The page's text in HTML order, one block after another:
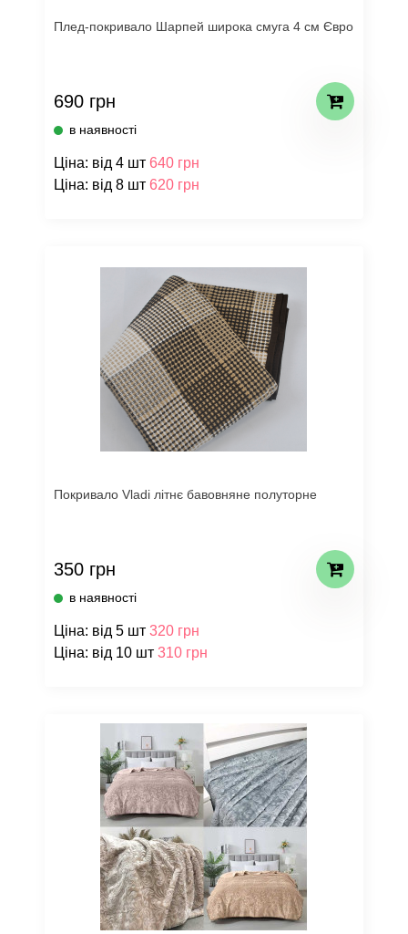
Плед-покривало Шарпей широка смуга 4 см Євро
690 грн
в наявності
Ціна: від 4 шт 640 грн
Ціна: від 8 шт 620 грн
Покривало Vladi літнє бавовняне полуторне
350 грн
в наявності
Ціна: від 5 шт 320 грн
Ціна: від 10 шт 310 грн